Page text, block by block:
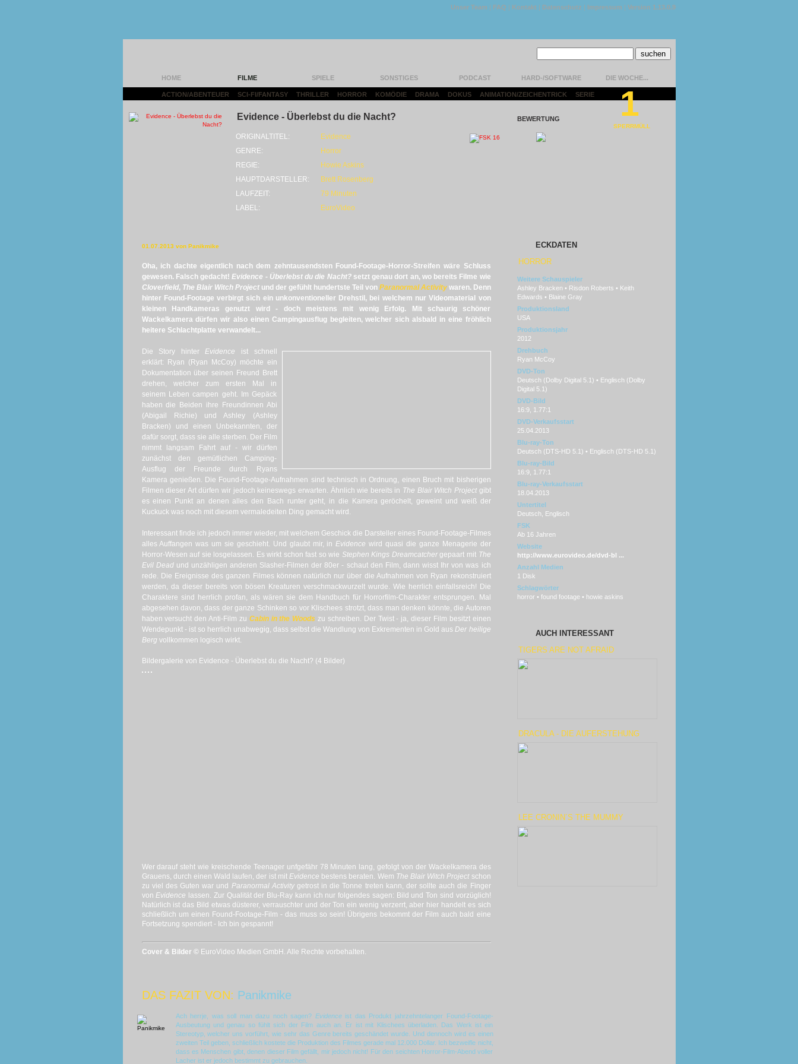
Unser Team | FAQ | Kontakt | Datenschutz | Impressum | Version 1.13.0.9
HOME FILME SPIELE SONSTIGES PODCAST HARD-/SOFTWARE DIE WOCHE...
ACTION/ABENTEUER SCI-FI/FANTASY THRILLER HORROR KOMÖDIE DRAMA DOKUS ANIMATION/ZEICHENTRICK SERIE
Evidence - Überlebst du die Nacht?
ORIGINALTITEL:
Evidence
GENRE:
Horror
REGIE:
Howie Askins
HAUPTDARSTELLER:
Brett Rosenberg
LAUFZEIT:
79 Minuten
LABEL:
EuroVideo
BEWERTUNG 1
SPERRMÜLL
01.07.2013 von Panikmike
Oha, ich dachte eigentlich nach dem zehntausendsten Found-Footage-Horror-Streifen wäre Schluss
gewesen. Falsch gedacht!Evidence - Überlebst du die Nacht? setzt genau dort an, wo bereits Filme wie
Cloverfield, The Blair Witch Projectund der gefühlt hundertste Teil von Paranormal Activitywaren. Denn
hinter Found-Footage verbirgt sich ein unkonventioneller Drehstil, bei welchem nur Videomaterial von
kleinen Handkameras genutzt wird - doch meistens mit wenig Erfolg. Mit schaurig schöner
Wackelkamera dürfen wir also einen Campingausflug begleiten, welcher sich alsbald in eine fröhlich
heitere Schlachtplatte verwandelt...
Die Story hinterEvidence ist schnell
erklärt: Ryan (Ryan McCoy) möchte ein
Dokumentation über seinen Freund Brett
drehen, welcher zum ersten Mal in
seinem Leben campen geht. Im Gepäck
haben die Beiden ihre Freundinnen Abi
(Abigail Richie) und Ashley (Ashley
Bracken) und einen Unbekannten, der
dafür sorgt, dass sie alle sterben. Der Film
nimmt langsam Fahrt auf - wir dürfen
zunächst den gemütlichen Camping-
Ausflug der Freunde durch Ryans
Kamera genießen. Die Found-Footage-Aufnahmen sind technisch in Ordnung, einen Bruch mit bisherigen
Filmen dieser Art dürfen wir jedoch keineswegs erwarten. Ähnlich wie bereits in The Blair Witch Projectgibt
es einen Punkt an denen alles den Bach runter geht, in die Kamera geröchelt, geweint und weiß der
Kuckuck was noch mit diesem vermaledeiten Ding gemacht wird.
Interessant finde ich jedoch immer wieder, mit welchem Geschick die Darsteller eines Found-Footage-Filmes
alles Auffangen was um sie geschieht. Und glaubt mir, inEvidencewird quasi die ganze Menagerie der
Horror-Wesen auf sie losgelassen. Es wirkt schon fast so wie Stephen Kings Dreamcatchergepaart mit The
Evil Deadund unzähligen anderen Slasher-Filmen der 80er - schaut den Film, dann wisst Ihr von was ich
rede. Die Ereignisse des ganzen Filmes können natürlich nur über die Aufnahmen von Ryan rekonstruiert
werden, da dieser bereits von bösen Kreaturen verschmackwurzelt wurde. Wie herrlich einfallsreich! Die
Charaktere sind herrlich profan, als wären sie dem Handbuch für Horrorfilm-Charakter entsprungen. Mal
abgesehen davon, dass der ganze Schinken so vor Klischees strotzt, dass man denken könnte, die Autoren
haben versucht den Anti-Film zu Cabin in the Woods zu schreiben. Der Twist - ja, dieser Film besitzt einen
Wendepunkt - ist so herrlich unabwegig, dass selbst die Wandlung von Exkrementen in Gold ausDer heilige
Berg vollkommen logisch wirkt.
Bildergalerie von Evidence - Überlebst du die Nacht? (4 Bilder)
Wer darauf steht wie kreischende Teenager unfgefähr 78 Minuten lang, gefolgt von der Wackelkamera des
Grauens, durch einen Wald laufen, der ist mit Evidence bestens beraten. Wem The Blair Witch Projectschon
zu viel des Guten war und Paranormal Activity getrost in die Tonne treten kann, der sollte auch die Finger
vonEvidence
lassen. Zur Qualität der Blu-Ray kann ich nur folgendes sagen: Bild und Ton sind vorzüglich!
Natürlich ist das Bild etwas düsterer, verrauschter und der Ton ein wenig verzerrt, aber hier handelt es sich
schließlich um einen Found-Footage-Film - das muss so sein! Übrigens bekommt der Film auch bald eine
Fortsetzung spendiert - Ich bin gespannt!
Cover & Bilder © EuroVideo Medien GmbH. Alle Rechte vorbehalten.
DAS FAZIT VON: Panikmike
Ach herrje, was soll man dazu noch sagen? Evidence ist das Produkt jahrzehntelanger Found-Footage-
Ausbeutung und genau so fühlt sich der Film auch an. Er ist mit Klischees überladen. Das Werk ist ein
Stereotyp, welcher uns vorführt, wie sehr das Genre bereits geschändet wurde. Und dennoch wird es einen
zweiten Teil geben, schließlich kostete die Produktion des Filmes gerade mal 12.000 Dollar. Ich bezweifle nicht,
dass es Menschen gibt, denen dieser Film gefällt, mir jedoch nicht! Für den seichten Horror-Film-Abend voller
Lacher ist er jedoch bestimmt zu gebrauchen.
ECKDATEN
HORROR
Weitere Schauspieler
Ashley Bracken • Risdon Roberts • Keith
Edwards • Blaine Gray
Produktionsland
USA
Produktionsjahr
2012
Drehbuch
Ryan McCoy
DVD-Ton
Deutsch (Dolby Digital 5.1) • Englisch (Dolby
Digital 5.1)
DVD-Bild
16:9, 1.77:1
DVD-Verkaufsstart
25.04.2013
Blu-ray-Ton
Deutsch (DTS-HD 5.1) • Englisch (DTS-HD 5.1)
Blu-ray-Bild
16:9, 1.77:1
Blu-ray-Verkaufsstart
18.04.2013
Untertitel
Deutsch, Englisch
FSK
Ab 16 Jahren
Website
http://www.eurovideo.de/dvd-bl ...
Anzahl Medien
1 Disk
Schlagwörter
horror • found footage • howie askins
AUCH INTERESSANT
TIGERS ARE NOT AFRAID
DRACULA - DIE AUFERSTEHUNG
LEE CRONIN´S THE MUMMY